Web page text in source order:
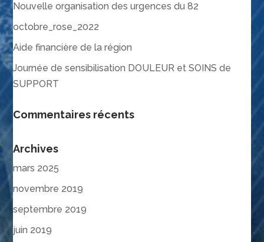
Nouvelle organisation des urgences du 82
octobre_rose_2022
Aide financière de la région
Journée de sensibilisation DOULEUR et SOINS de
SUPPORT
Commentaires récents
Archives
mars 2025
novembre 2019
septembre 2019
juin 2019